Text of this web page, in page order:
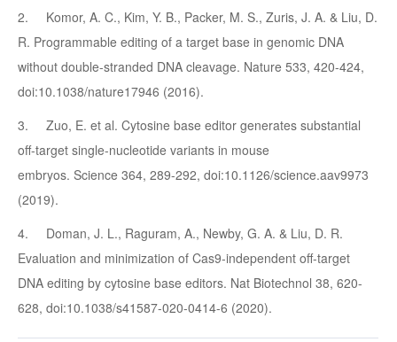
2. Komor, A. C., Kim, Y. B., Packer, M. S., Zuris, J. A. & Liu, D.
R. Programmable editing of a target base in genomic DNA
without double-stranded DNA cleavage. Nature 533, 420-424,
doi:10.1038/nature17946 (2016).
3. Zuo, E. et al. Cytosine base editor generates substantial
off-target single-nucleotide variants in mouse
embryos. Science 364, 289-292, doi:10.1126/science.aav9973
(2019).
4. Doman, J. L., Raguram, A., Newby, G. A. & Liu, D. R.
Evaluation and minimization of Cas9-independent off-target
DNA editing by cytosine base editors. Nat Biotechnol 38, 620-
628, doi:10.1038/s41587-020-0414-6 (2020).